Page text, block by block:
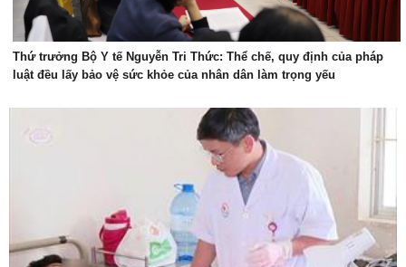
Thứ trưởng Bộ Y tế Nguyễn Tri Thức: Thể chế, quy định của pháp
luật đều lấy bảo vệ sức khỏe của nhân dân làm trọng yếu